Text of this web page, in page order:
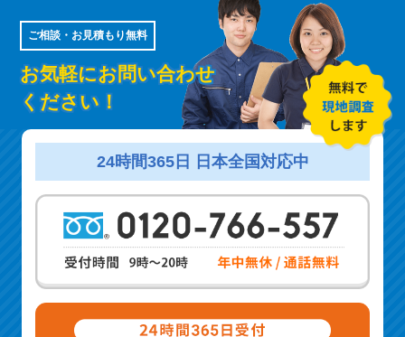
ご相談・お見積もり無料
お気軽にお問い合わせ
ください！
24時間365日 日本全国対応中